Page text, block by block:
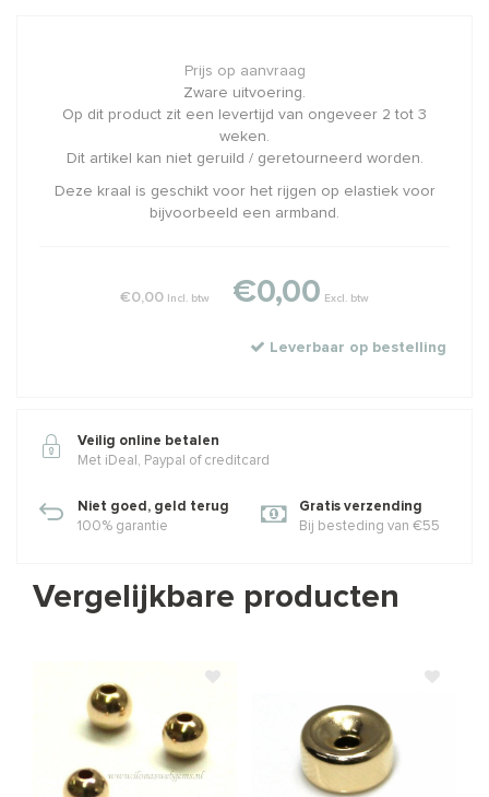
Prijs op aanvraag
Zware uitvoering.
Op dit product zit een levertijd van ongeveer 2 tot 3
weken.
Dit artikel kan niet geruild / geretourneerd worden.
Deze kraal is geschikt voor het rijgen op elastiek voor
bijvoorbeeld een armband.
€0,00 Incl. btw €0,00 Excl. btw
Leverbaar op bestelling
Veilig online betalen
Met iDeal, Paypal of creditcard
Niet goed, geld terug
100% garantie
Gratis verzending
Bij besteding van €55
Vergelijkbare producten